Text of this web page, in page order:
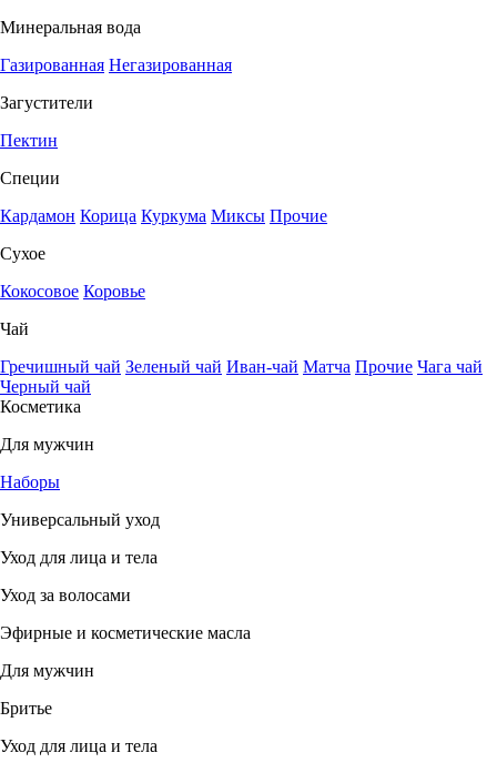
Минеральная вода
Газированная Негазированная
Загустители
Пектин
Специи
Кардамон Корица Куркума Миксы Прочие
Сухое
Кокосовое Коровье
Чай
Гречишный чай Зеленый чай Иван-чай Матча Прочие Чага чай
Черный чай
Косметика
Для мужчин
Наборы
Универсальный уход
Уход для лица и тела
Уход за волосами
Эфирные и косметические масла
Для мужчин
Бритье
Уход для лица и тела